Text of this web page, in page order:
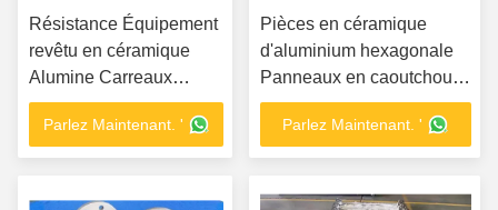
Résistance Équipement
revêtu en céramique
Alumine Carreaux
d'usure en céramique
Parlez Maintenant. '
Pièces en céramique
d'aluminium hexagonale
Panneaux en caoutchouc
résistant à l'usure
Parlez Maintenant. '